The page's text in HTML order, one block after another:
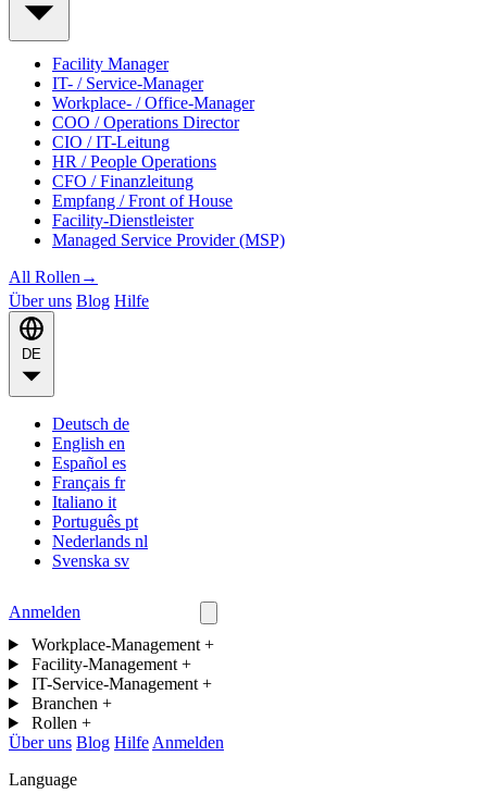
Facility Manager
IT- / Service-Manager
Workplace- / Office-Manager
COO / Operations Director
CIO / IT-Leitung
HR / People Operations
CFO / Finanzleitung
Empfang / Front of House
Facility-Dienstleister
Managed Service Provider (MSP)
All Rollen →
Über uns Blog Hilfe
Deutsch de
English en
Español es
Français fr
Italiano it
Português pt
Nederlands nl
Svenska sv
Anmelden
Workplace-Management +
Facility-Management +
IT-Service-Management +
Branchen +
Rollen +
Über uns Blog Hilfe Anmelden
Language